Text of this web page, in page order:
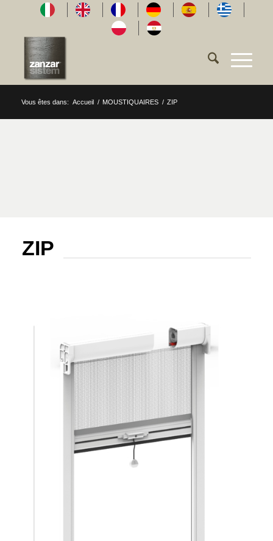
Vous êtes dans: Accueil / MOUSTIQUAIRES / ZIP
ZIP